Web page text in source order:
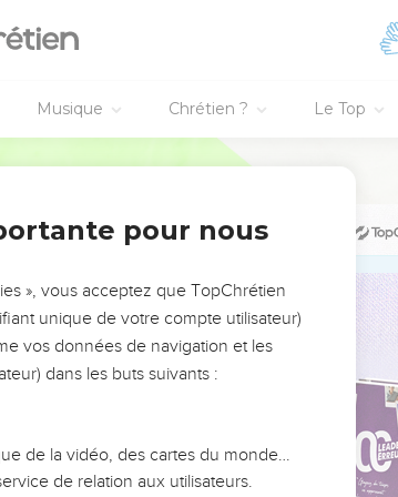
Musique Chrétien ? Le Top
à l'Eternel la gloire et la force.
devant l'Eternel dans son Sanctuaire magnifique.
tonner ; l'Eternel est sur les grandes eaux.
cèdres du Liban,
comme un faon de licorne.
le désert de Kadès.
pour nous
», vous acceptez que TopChrétien
unique de votre compte utilisateur)
vos données de navigation et les
dans les buts suivants :
de la vidéo, des cartes du monde…
de relation aux utilisateurs.